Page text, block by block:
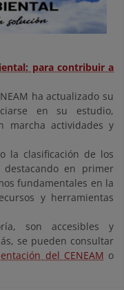
para contribuir a
ha actualizado su
en su estudio,
marcha actividades y
la clasificación de los
en primer
fundamentales en la
y herramientas
son accesibles y
se pueden consultar
del CENEAM o